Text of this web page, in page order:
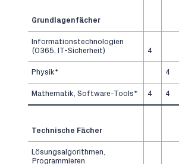
Grundlagenfächer
Informationstechnologien
(O365, IT-Sicherheit)
4
Physik* 4
Mathematik, Software-Tools* 4 4
Technische Fächer
Lösungsalgorithmen,
Programmieren